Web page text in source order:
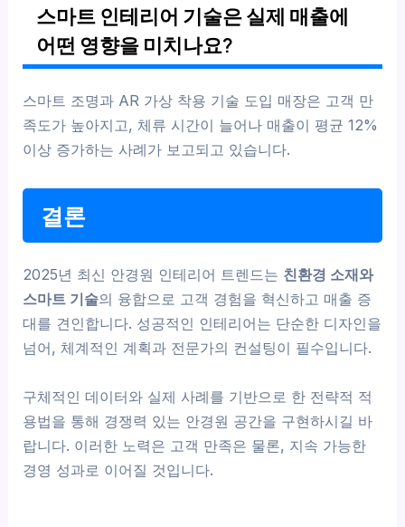
스마트 인테리어 기술은 실제 매출에
어떤 영향을 미치나요?
스마트 조명과 AR 가상 착용 기술 도입 매장은 고객 만
족도가 높아지고, 체류 시간이 늘어나 매출이 평균 12%
이상 증가하는 사례가 보고되고 있습니다.
결론
2025년 최신 안경원 인테리어 트렌드는 친환경 소재와
스마트 기술의 융합으로 고객 경험을 혁신하고 매출 증
대를 견인합니다. 성공적인 인테리어는 단순한 디자인을
넘어, 체계적인 계획과 전문가의 컨설팅이 필수입니다.
구체적인 데이터와 실제 사례를 기반으로 한 전략적 적
용법을 통해 경쟁력 있는 안경원 공간을 구현하시길 바
랍니다. 이러한 노력은 고객 만족은 물론, 지속 가능한
경영 성과로 이어질 것입니다.